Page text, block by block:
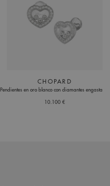
CHOPARD
Pendientes en oro blanco con diamantes engastados
10.100 €